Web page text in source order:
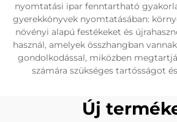
nyomtatási ipar fenntartható
gyerekkönyvek nyomtatásában:
növényi alapú festékeket és
használ, amelyek összhangban
gondolkodással, miközben
számára szükséges tartósságot
Új